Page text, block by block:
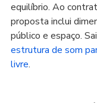
equilíbrio. Ao
proposta inclui
público e espaço.
estrutura de som
livre.